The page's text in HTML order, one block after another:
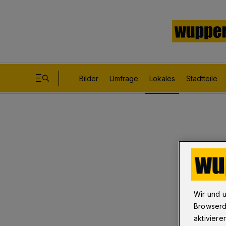
Bilder Umfrage Lokales Stadtteile
Wir und